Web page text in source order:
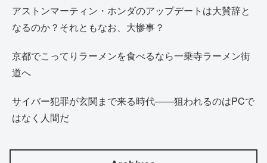
アストンマーティン・ホンダのアップデートは大賛辞と
なるのか？それともなお、大惨事？
京都でこってりラーメンを食べるなら一乗寺ラーメン街
道へ
サイバー犯罪が玄関まで来る時代——狙われるのはPCで
はなく人間だ